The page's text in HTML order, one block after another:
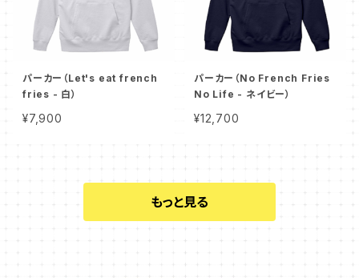
パーカー（Let's eat french
fries - 白）
¥7,900
パーカー（No French Fries
No Life - ネイビー）
¥12,700
もっと見る